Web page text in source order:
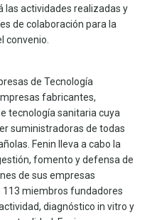
las actividades realizadas y
de colaboración para la
convenio.
de Tecnología
fabricantes,
tecnología sanitaria cuya
suministradoras de todas
Fenin lleva a cabo la
fomento y defensa de
de sus empresas
113 miembros fundadores
diagnóstico in vitro y